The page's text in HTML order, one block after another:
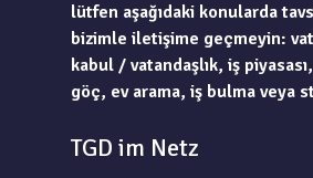
lütfen aşağıdaki konularda
bizimle iletişime geçmeyin:
kabul / vatandaşlık, iş
göç, ev arama, iş bulma veya
TGD im Netz